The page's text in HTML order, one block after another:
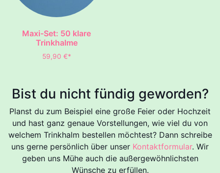
Maxi-Set: 50 klare
Trinkhalme
59,90 €*
Bist du nicht fündig geworden?
Planst du zum Beispiel eine große Feier oder Hochzeit
und hast ganz genaue Vorstellungen, wie viel du von
welchem Trinkhalm bestellen möchtest? Dann schreibe
uns gerne persönlich über unser Kontaktformular. Wir
geben uns Mühe auch die außergewöhnlichsten
Wünsche zu erfüllen.